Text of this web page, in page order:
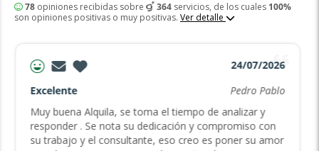
78opiniones recibidas sobre 364servicios, de los cuales 100%
son opiniones positivas o muy positivas. Ver detalle
24/07/2026
Excelente
Pedro Pablo
Muy buena Alquila, se toma el tiempo de analizar y
responder . Se nota su dedicación y compromiso con
su trabajo y el consultante, eso creo es poner su amor